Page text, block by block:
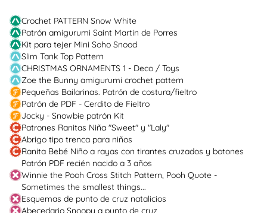
Crochet PATTERN Snow White
Patrón amigurumi Saint Martin de Porres
Kit para tejer Mini Soho Snood
Slim Tank Top Pattern
CHRISTMAS ORNAMENTS 1 - Deco / Toys
Zoe the Bunny amigurumi crochet pattern
Pequeñas Bailarinas. Patrón de costura/fieltro
Patrón de PDF - Cerdito de Fieltro
Jocky - Snowbie patrón Kit
Patrones Ranitas Niña "Sweet" y "Laly"
Abrigo tipo trenca para niños
Ranita Bebé Niño a rayas con tirantes cruzados y botones
Patrón PDF recién nacido a 3 años
Winnie the Pooh Cross Stitch Pattern, Pooh Quote -
Sometimes the smallest things...
Esquemas de punto de cruz natalicios
Abecedario Snoopy a punto de cruz